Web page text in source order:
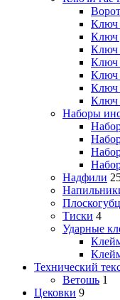
Ключ
Ключ
Ключ
Ключ
Ключ
Ключ
Ключ
Наборы
Надфили
Тиски 4
Ударные
Технический
Ветошь 1
Цековки 9